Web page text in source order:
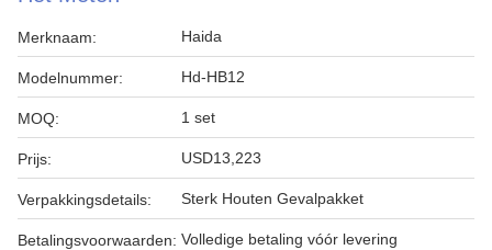
Merknaam: Haida
Modelnummer: Hd-HB12
MOQ: 1 set
Prijs: USD13,223
Verpakkingsdetails: Sterk Houten Gevalpakket
Betalingsvoorwaarden: Volledige betaling vóór levering